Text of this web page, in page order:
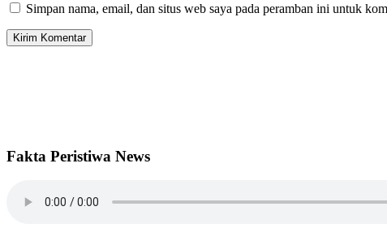
Simpan nama, email, dan situs web saya pada peramban ini untuk
Fakta Peristiwa News